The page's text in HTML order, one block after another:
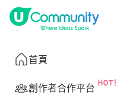
首頁
創作者合作平台